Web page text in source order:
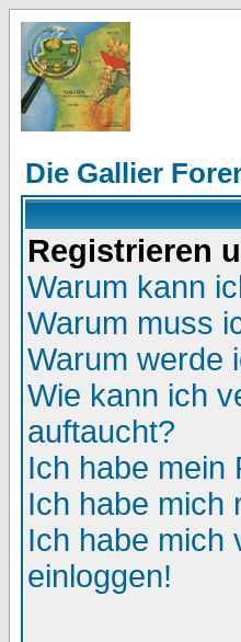
Die Gallier
Registrieren
Warum kann
Warum muss
Warum werde
Wie kann ich
auftaucht?
Ich habe mein
Ich habe mich
Ich habe mich
einloggen!